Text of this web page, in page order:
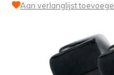
Aan verlanglijst